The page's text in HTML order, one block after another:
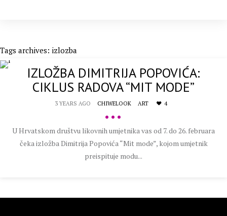
Tags archives: izlozba
IZLOŽBA DIMITRIJA POPOVIĆA:
CIKLUS RADOVA “MIT MODE”
3 YEARS AGO CHIWELOOK ART 4
•••
U Hrvatskom društvu likovnih umjetnika vas od 7. do 26. februara
čeka izložba Dimitrija Popovića “Mit mode”, kojom umjetnik
preispituje modu...